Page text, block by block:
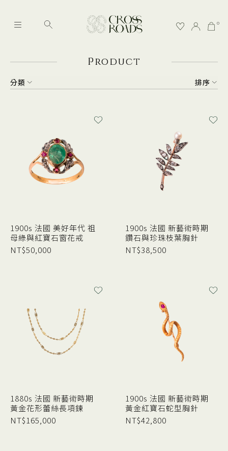
0
Product
排序
分類
1900s 法國 美好年代 祖
母綠與紅寶石窗花戒
NT$50,000
1900s 法國 新藝術時期
鑽石與珍珠枝葉胸針
NT$38,500
1880s 法國 新藝術時期
黃金花形蕾絲長項鍊
NT$165,000
1900s 法國 新藝術時期
黃金紅寶石蛇型胸針
NT$42,800